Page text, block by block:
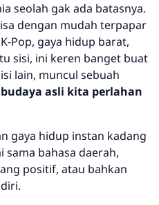
seolah gak ada batasnya.
dengan mudah terpapar
Pop, gaya hidup barat,
sisi, ini keren banget buat
lain, muncul sebuah
asli kita perlahan
gaya hidup instan kadang
sama bahasa daerah,
positif, atau bahkan